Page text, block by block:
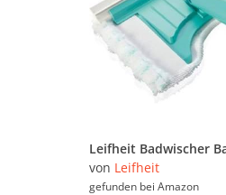
von Leifheit
gefunden bei Amazon